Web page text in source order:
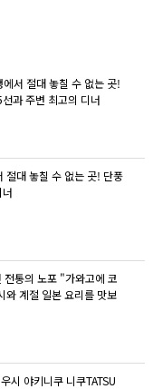
서 절대 놓칠 수 없는 곳!
과 주변 최고의 디너
대 놓칠 수 없는 곳! 단풍
통의 노포 "가와고에 코
와 계절 일본 요리를 맛보
시 야키니쿠 니쿠TATSU